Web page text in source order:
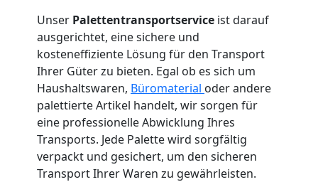
Unser Palettentransportservice ist darauf
ausgerichtet, eine sichere und
kosteneffiziente Lösung für den Transport
Ihrer Güter zu bieten. Egal ob es sich um
Haushaltswaren, Büromaterial oder andere
palettierte Artikel handelt, wir sorgen für
eine professionelle Abwicklung Ihres
Transports. Jede Palette wird sorgfältig
verpackt und gesichert, um den sicheren
Transport Ihrer Waren zu gewährleisten.